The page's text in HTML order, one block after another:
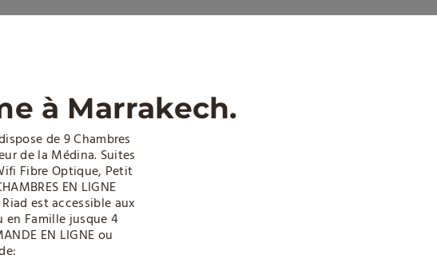
à Marrakech.
de 9 Chambres
de la Médina. Suites
Fibre Optique, Petit
EN LIGNE
est accessible aux
en Famille jusque 4
EN LIGNE ou